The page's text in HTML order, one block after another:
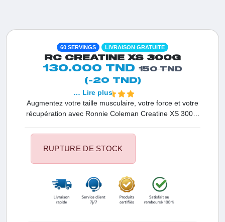
60 SERVINGS LIVRAISON GRATUITE
RC CREATINE XS 300G
130.000 TND 150 TND
(-20 TND)
Augmentez votre taille musculaire, votre force et votre
récupération avec Ronnie Coleman Creatine XS 300g.
100% pure soutient la production d'ATP, retarde la
fatigue et améliore les performances. Non aromatisée,
complément parfait pour des entraînements explosifs.
… Lire plus
RUPTURE DE STOCK